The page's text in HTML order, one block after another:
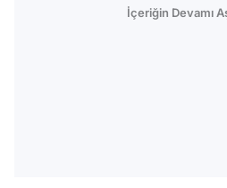
İçeriğin Devamı